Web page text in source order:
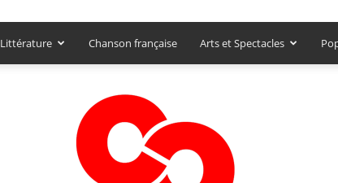
Littérature Chanson française Arts et Spectacles